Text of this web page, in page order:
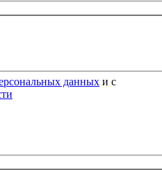
данных и с